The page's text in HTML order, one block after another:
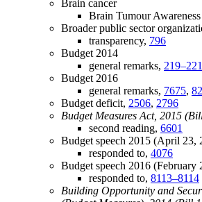
Brain cancer
Brain Tumour
Broader public sector
transparency, 796
Budget 2014
general remarks, 219–221
Budget 2016
general remarks, 7675,
Budget deficit, 2506, 2796
Budget Measures Act, 2015
second reading, 6601
Budget speech 2015 (April 23,
responded to, 4076
Budget speech 2016 (February
responded to, 8113–8114
Building Opportunity and